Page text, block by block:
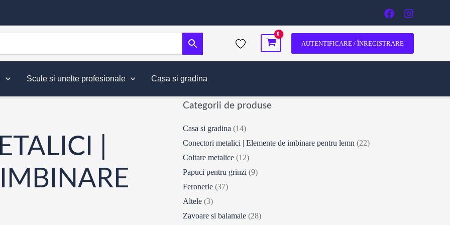
AUTENTIFICARE / ÎNREGISTRARE
Scule si unelte profesionale Casa si gradina
|
Categorii de produse
Casa si gradina (14)
Conectori metalici | Elemente de imbinare pentru lemn (22)
Coltare metalice (12)
Papuci pentru grinzi (9)
Feronerie (37)
Altele (3)
Zavoare si balamale (28)